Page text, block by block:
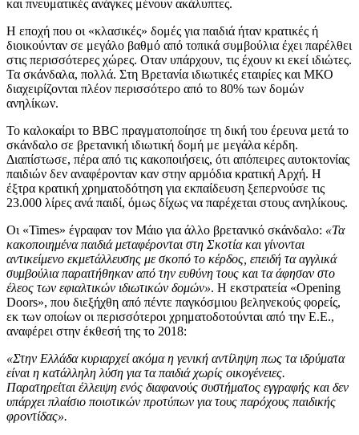
και πνευματικές ανάγκες μένουν ακάλυπτες.
Η εποχή που οι «κλασικές» δομές για παιδιά ήταν κρατικές ή
διοικούνταν σε μεγάλο βαθμό από τοπικά συμβούλια έχει παρέλθει
στις περισσότερες χώρες. Οταν υπάρχουν, τις έχουν κι εκεί ιδιώτες.
Τα σκάνδαλα, πολλά. Στη Βρετανία ιδιωτικές εταιρίες και ΜΚΟ
διαχειρίζονται πλέον περισσότερο από το 80% των δομών
ανηλίκων.
Το καλοκαίρι το BBC πραγματοποίησε τη δική του έρευνα μετά το
σκάνδαλο σε βρετανική ιδιωτική δομή με μεγάλα κέρδη.
Διαπίστωσε, πέρα από τις κακοποιήσεις, ότι απόπειρες αυτοκτονίας
παιδιών δεν αναφέρονταν καν στην αρμόδια κρατική Αρχή. Η
έξτρα κρατική χρηματοδότηση για εκπαίδευση ξεπερνούσε τις
23.000 λίρες ανά παιδί, όμως δίχως να παρέχεται στους ανηλίκους.
Οι «Times» έγραφαν τον Μάιο για άλλο βρετανικό σκάνδαλο: «Τα
κακοποιημένα παιδιά μεταφέρονται στη Σκοτία και γίνονται
αντικείμενο εκμετάλλευσης με σκοπό το κέρδος, επειδή τα αγγλικά
συμβούλια παραιτήθηκαν από την ευθύνη τους και τα άφησαν στο
έλεος των εφιαλτικών ιδιωτικών δομών». Η εκστρατεία «Opening
Doors», που διεξήχθη από πέντε παγκόσμιου βεληνεκούς φορείς,
εκ των οποίων οι περισσότεροι χρηματοδοτούνται από την Ε.Ε.,
αναφέρει στην έκθεσή της το 2018:
«Στην Ελλάδα κυριαρχεί ακόμα η γενική αντίληψη πως τα ιδρύματα
είναι η κατάλληλη λύση για τα παιδιά χωρίς οικογένειες.
Παρατηρείται έλλειψη ενός διαφανούς συστήματος εγγραφής και δεν
υπάρχει πλαίσιο ποιοτικών προτύπων για τους παρόχους παιδικής
φροντίδας».